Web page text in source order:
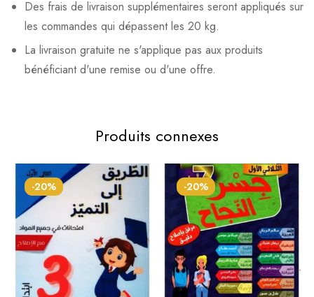
Des frais de livraison supplémentaires seront appliqués sur
les commandes qui dépassent les 20 kg.
La livraison gratuite ne s'applique pas aux produits
bénéficiant d'une remise ou d'une offre.
Produits connexes
-20% -20%